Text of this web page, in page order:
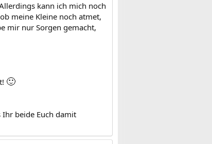
kann ich mich noch
meine Kleine noch atmet,
mir nur Sorgen gemacht,
🙂
beide Euch damit